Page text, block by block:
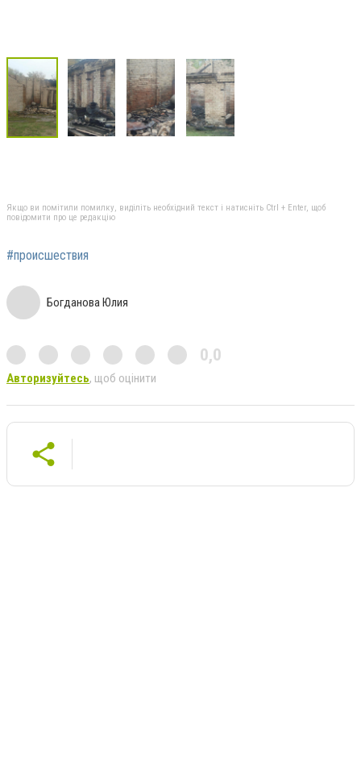
Якщо ви помітили помилку, виділіть необхідний текст і натисніть Ctrl + Enter, щоб
повідомити про це редакцію
#происшествия
Богданова Юлия
0,0
Авторизуйтесь, щоб оцінити